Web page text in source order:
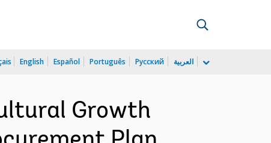
English Español Português Русский العربية
Growth